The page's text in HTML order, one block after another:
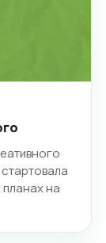
планах на